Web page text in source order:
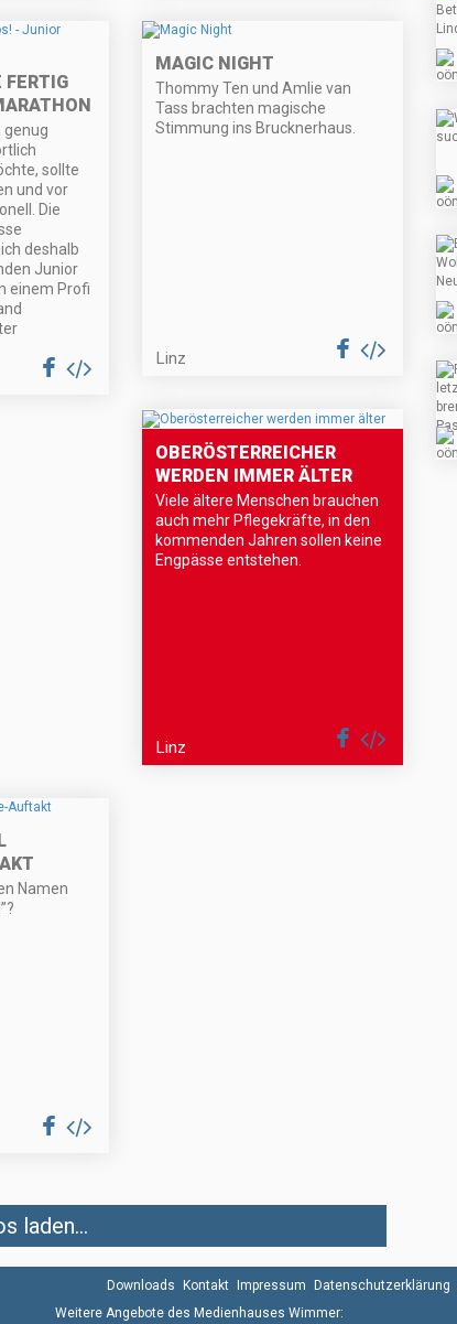
FERTIG
genug
sollte
und vor
Die
deshalb
Junior
einem Profi
MAGIC NIGHT
Thommy Ten und Amlie van
Tass brachten magische
Stimmung ins Brucknerhaus.
Linz
OBERÖSTERREICHER
WERDEN IMMER ÄLTER
Viele ältere Menschen brauchen
auch mehr Pflegekräfte, in den
kommenden Jahren sollen keine
Engpässe entstehen.
Linz
Namen
laden...
Downloads Kontakt Impressum Datenschutzerklärung
Weitere Angebote des Medienhauses Wimmer: